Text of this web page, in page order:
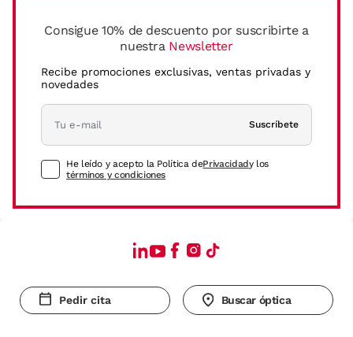
Consigue 10% de descuento por suscribirte a
nuestra Newsletter
Recibe promociones exclusivas, ventas privadas y
novedades
Suscríbete
He leído y acepto la Política dePrivacidady los
términos y condiciones
Pedir cita Buscar óptica